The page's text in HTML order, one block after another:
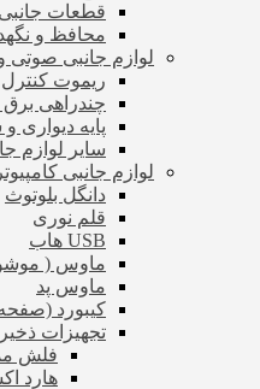
قطعات جانبی
محافظ و
لوازم جانبی صوتی
ریموت کنترل
چندراهی برق
پایه دیواری
سایر لوازم
لوازم جانبی
دانگل بلوتوث
قلم نوری
USB هاب
ماوس (
ماوس پد
کیبورد
تجهیزات
فلش
هارد